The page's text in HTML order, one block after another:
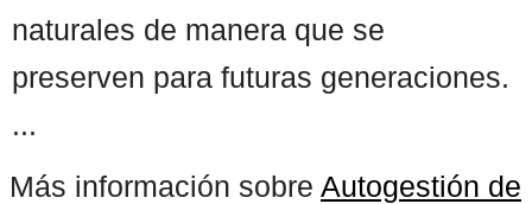
naturales de manera que se
preserven para futuras generaciones.
...
Más información sobre Autogestión de